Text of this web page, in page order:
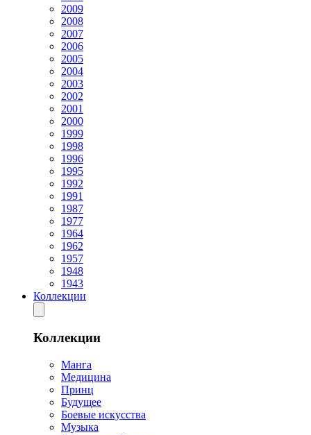
2009
2008
2007
2006
2005
2004
2003
2002
2001
2000
1999
1998
1996
1995
1992
1991
1987
1977
1964
1962
1957
1948
1943
Коллекции
Коллекции
Манга
Медицина
Принц
Будущее
Боевые искусства
Музыка